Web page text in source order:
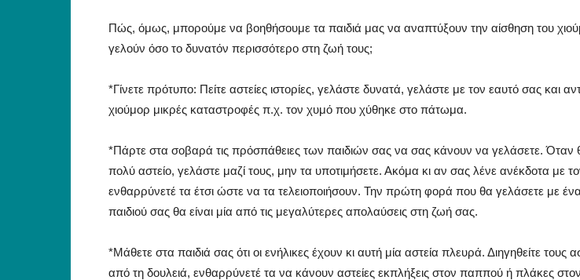
Πώς, όμως, μπορούμε να βοηθήσουμε τα παιδιά μας να αναπτύξουν την αίσθηση του
γελούν όσο το δυνατόν περισσότερο στη ζωή τους;
*Γίνετε πρότυπο: Πείτε αστείες ιστορίες, γελάστε δυνατά, γελάστε με τον εαυτό σας και
χιούμορ μικρές καταστροφές π.χ. τον χυμό που χύθηκε στο πάτωμα.
*Πάρτε στα σοβαρά τις πρόσπάθειες των παιδιών σας να σας κάνουν να γελάσετε. Όταν
πολύ αστείο, γελάστε μαζί τους, μην τα υποτιμήσετε. Ακόμα κι αν σας λένε ανέκδοτα με
ενθαρρύνετέ τα έτσι ώστε να τα τελειοποιήσουν. Την πρώτη φορά που θα γελάσετε με
παιδιού σας θα είναι μία από τις μεγαλύτερες απολαύσεις στη ζωή σας.
*Μάθετε στα παιδιά σας ότι οι ενήλικες έχουν κι αυτή μία αστεία πλευρά. Διηγηθείτε τους
από τη δουλειά, ενθαρρύνετέ τα να κάνουν αστείες εκπλήξεις στον παππού ή πλάκες στον